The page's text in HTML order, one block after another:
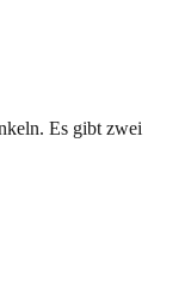
Es gibt zwei